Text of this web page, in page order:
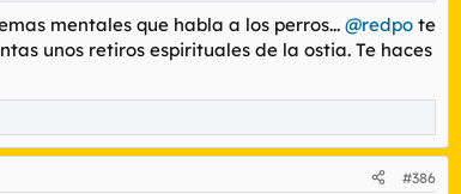
mentales que habla a los perros... @redpo te
unos retiros espirituales de la ostia. Te haces
#386